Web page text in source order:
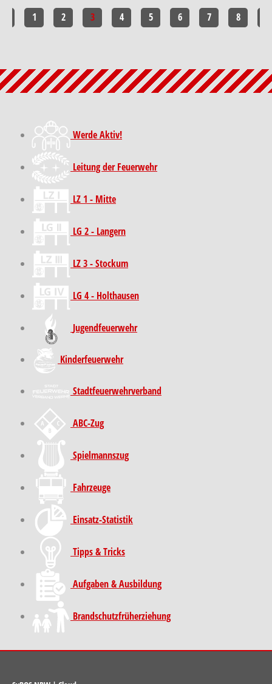
1 2 3 4 5 6 7 8
Werde Aktiv!
Leitung der Feuerwehr
LZ 1 - Mitte
LG 2 - Langern
LZ 3 - Stockum
LG 4 - Holthausen
Jugendfeuerwehr
Kinder­feuer­wehr
Stadt­feuer­wehr­verband
ABC-Zug
Spielmannszug
Fahrzeuge
Einsatz-Statistik
Tipps & Tricks
Aufgaben & Ausbildung
Brand­schutz­früh­erziehung